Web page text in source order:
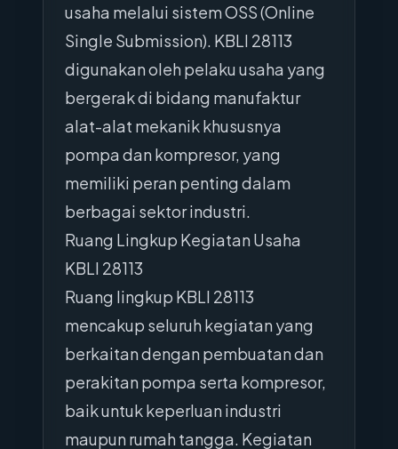
usaha melalui sistem OSS (Online
Single Submission). KBLI 28113
digunakan oleh pelaku usaha yang
bergerak di bidang manufaktur
alat-alat mekanik khususnya
pompa dan kompresor, yang
memiliki peran penting dalam
berbagai sektor industri.
Ruang Lingkup Kegiatan Usaha
KBLI 28113
Ruang lingkup KBLI 28113
mencakup seluruh kegiatan yang
berkaitan dengan pembuatan dan
perakitan pompa serta kompresor,
baik untuk keperluan industri
maupun rumah tangga. Kegiatan